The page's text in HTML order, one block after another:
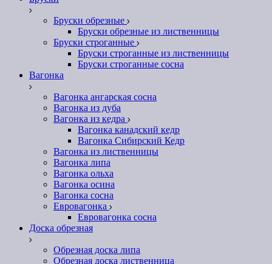
Бруски обрезные
Бруски обрезные из лиственницы
Бруски строганные
Бруски строганные из лиственницы
Бруски строганные сосна
Вагонка
Вагонка ангарская сосна
Вагонка из дуба
Вагонка из кедра
Вагонка канадский кедр
Вагонка Сибирский Кедр
Вагонка из лиственницы
Вагонка липа
Вагонка ольха
Вагонка осина
Вагонка сосна
Евровагонка
Евровагонка сосна
Доска обрезная
Обрезная доска липа
Обрезная доска лиственница